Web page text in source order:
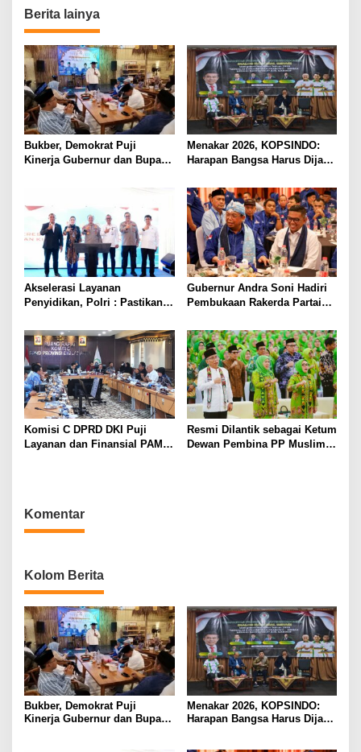
g
a
s
i
p
o
s
Berita lainya
Bukber, Demokrat Puji
Kinerja Gubernur dan Bupati
Menakar 2026, KOPSINDO:
Harapan Bangsa Harus Dijaga
Akselerasi Layanan
Penyidikan, Polri : Pastikan
berbasis Sertifikasi dan
Regulasi Nasional
Gubernur Andra Soni Hadiri
Pembukaan Rakerda Partai
Komisi C DPRD DKI Puji
Layanan dan Finansial PAM
Resmi Dilantik sebagai Ketum
Dewan Pembina PP Muslimat
Komentar
Kolom Berita
Bukber, Demokrat Puji
Kinerja Gubernur dan Bupati
Menakar 2026, KOPSINDO:
Harapan Bangsa Harus Dijaga